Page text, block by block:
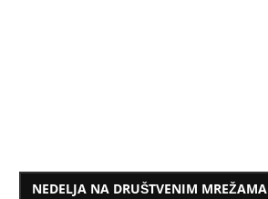
NEDELJA NA DRUŠTVENIM MREŽAMA